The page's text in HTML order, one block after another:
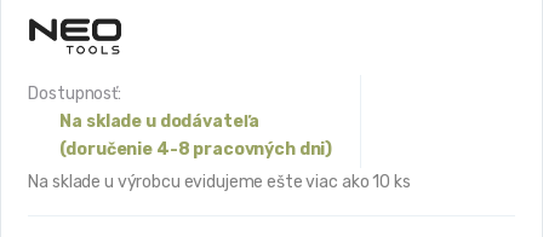
Dostupnosť:
Na sklade u dodávateľa
(doručenie 4-8 pracovných dni)
Na sklade u výrobcu evidujeme ešte viac ako 10 ks